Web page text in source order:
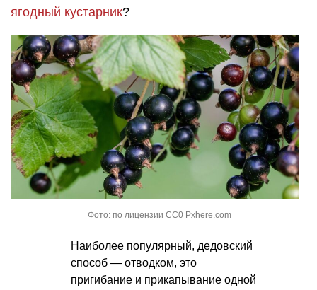
ягодный кустарник?
Фото: по лицензии CC0 Pxhere.com
Наиболее популярный, дедовский
способ — отводком, это
пригибание и прикапывание одной